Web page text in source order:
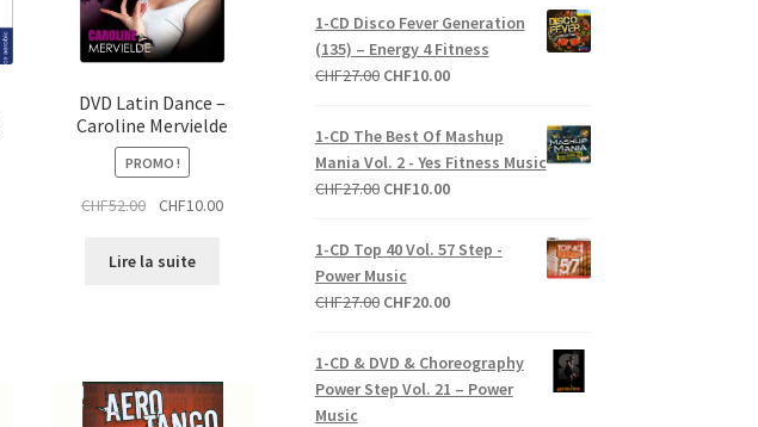
DVD Latin Dance –
Caroline Mervielde
PROMO !
CHF52.00
Le
initial
CHF10.00Le
Lire la suite
1-CD Disco Fever Generation
(135) – Energy 4 Fitness
CHF27.00 Le
initial
était :
CHF27.00.
CHF10.00Le
actuel
est :
CHF10.00.
1-CD The Best Of Mashup
Mania Vol. 2 - Yes Fitness Music
CHF27.00 Le
initial
était :
CHF27.00.
CHF10.00Le
actuel
CHF10.00.
1-CD Top 40 Vol. 57 Step -
Power Music
CHF27.00 Le
initial
était :
CHF27.00.
CHF20.00Le
est :
1-CD & DVD & Choreography
Power Step Vol. 21 – Power
Music